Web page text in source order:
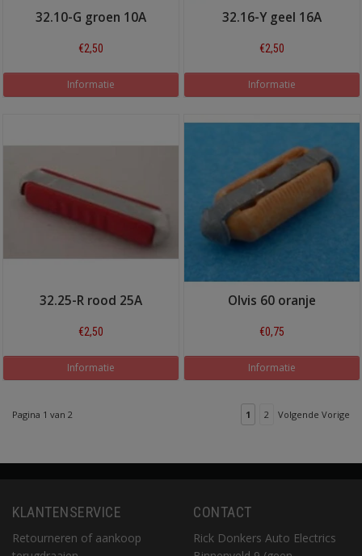
32.10-G groen 10A
€2,50
Informatie
32.16-Y geel 16A
€2,50
Informatie
32.25-R rood 25A
€2,50
Informatie
Olvis 60 oranje
€0,75
Informatie
Pagina 1 van 2 1 2 Volgende Vorige
KLANTENSERVICE
Retourneren of aankoop
CONTACT
Rick Donkers Auto Electrics